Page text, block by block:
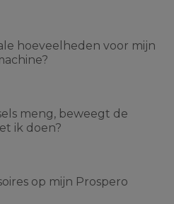
hoeveelheden voor mijn
meng, beweegt de
ik doen?
op mijn Prospero